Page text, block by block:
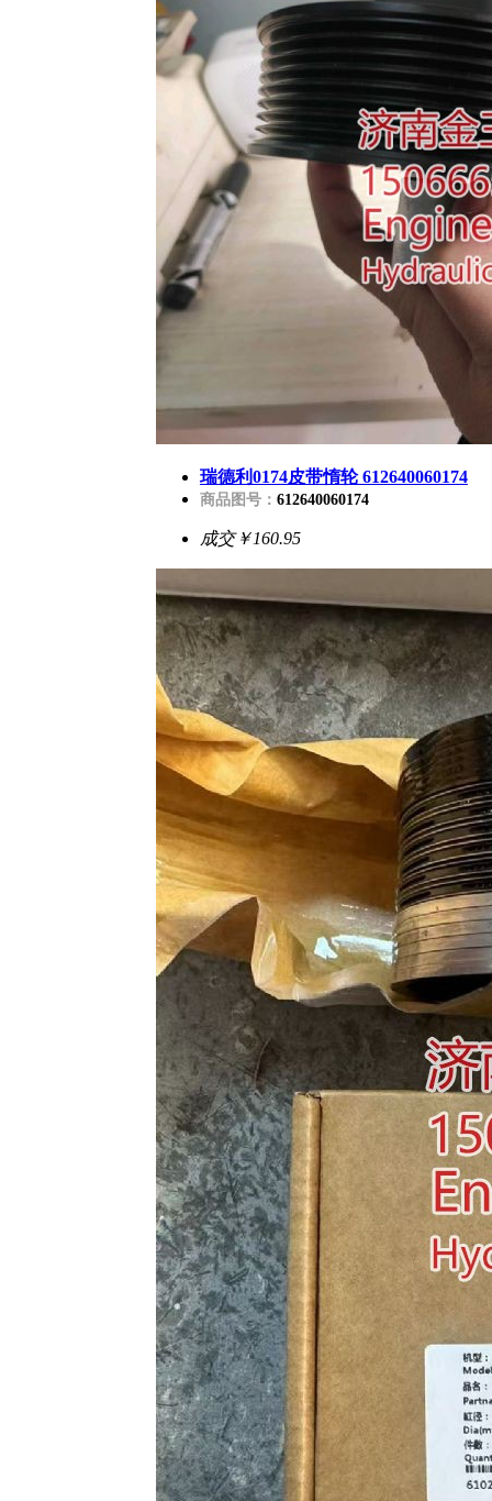
瑞德利0174皮带惰轮 612640060174
商品图号： 612640060174
成交￥160.95